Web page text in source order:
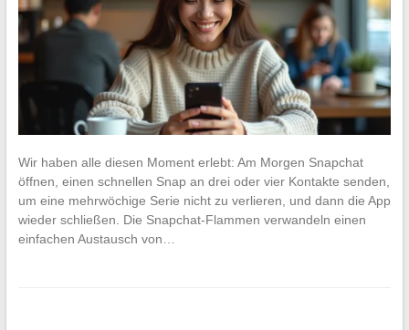
Wir haben alle diesen Moment erlebt: Am Morgen Snapchat
öffnen, einen schnellen Snap an drei oder vier Kontakte senden,
um eine mehrwöchige Serie nicht zu verlieren, und dann die App
wieder schließen. Die Snapchat-Flammen verwandeln einen
einfachen Austausch von…